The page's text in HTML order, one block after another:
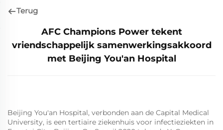
Terug
AFC Champions Power tekent
vriendschappelijk samenwerkingsakkoord
met Beijing You'an Hospital
Beijing You'an Hospital, verbonden aan de Capital Medical
University, is een tertiaire ziekenhuis voor infectieziekten in